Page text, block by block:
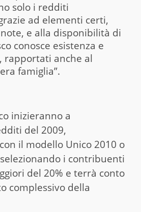
solo i redditi
ad elementi certi,
e alla disponibilità di
conosce esistenza e
rapportati anche al
famiglia”.
inizieranno a
del 2009,
il modello Unico 2010 o
i contribuenti
del 20% e terrà conto
complessivo della